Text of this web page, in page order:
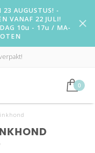
AUGUSTUS! -
VANAF 22 JULI!
10u - 17u / MA-
0